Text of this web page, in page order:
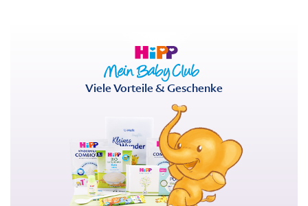
Viele Vorteile & Geschenke